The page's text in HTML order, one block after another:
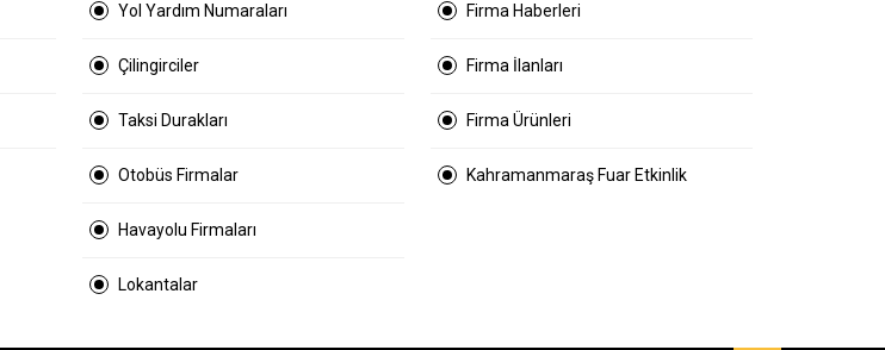
Yol Yardım Numaraları
Çilingirciler
Taksi Durakları
Otobüs Firmalar
Havayolu Firmaları
Lokantalar
Firma Haberleri
Firma İlanları
Firma Ürünleri
Kahramanmaraş Fuar Etkinlik